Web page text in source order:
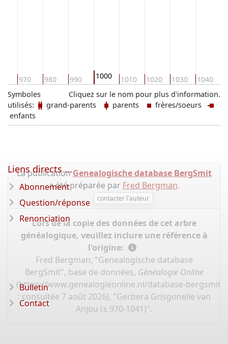
970 980 990 1000 1010 1020 1030 1040
Cliquez sur le nom pour plus d'information.
Symboles
utilisés:
grand-parents parents
frères/soeurs
enfants
La publicationGenealogische database BergSmit
a été préparée par Fred Bergman.
contacter l'auteur
Lors de la copie des données de cet arbre
généalogique, veuillez inclure une référence à
l'origine:
Fred Bergman, "Genealogische database
BergSmit", base de données, Généalogie Online
(https://www.genealogieonline.nl/database-bergsmit/
: consultée 7 août 2026), "Gerbera Grisgonelle van
Anjou (± 970-1041)".
Liens directs ...
Abonnement
Question/réponse
Renonciation
Bulletin
Contact